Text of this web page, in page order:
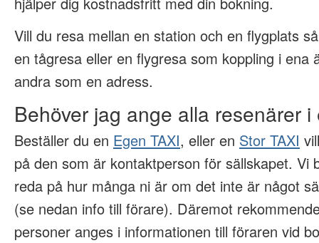
Vill du resa mellan en station och en flygplats
en tågresa eller en flygresa som koppling i ena
andra som en adress.
Behöver jag ange alla resenärer
Beställer du en Egen TAXI, eller en Stor TAXI
på den som är kontaktperson för sällskapet. Vi
reda på hur många ni är om det inte är något
(se nedan info till förare). Däremot
personer anges i informationen till föraren vid